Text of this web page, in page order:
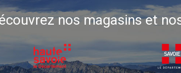
nos magasins et